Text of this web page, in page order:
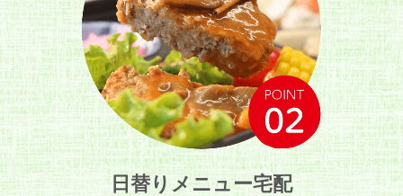
日替りメニュー宅配